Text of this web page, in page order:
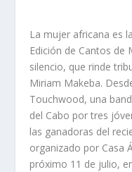
La mujer africana es
Edición de Cantos de
silencio, que rinde
Miriam Makeba.
Touchwood, una
del Cabo por tres
las ganadoras del
organizado por Casa
próximo 11 de julio,